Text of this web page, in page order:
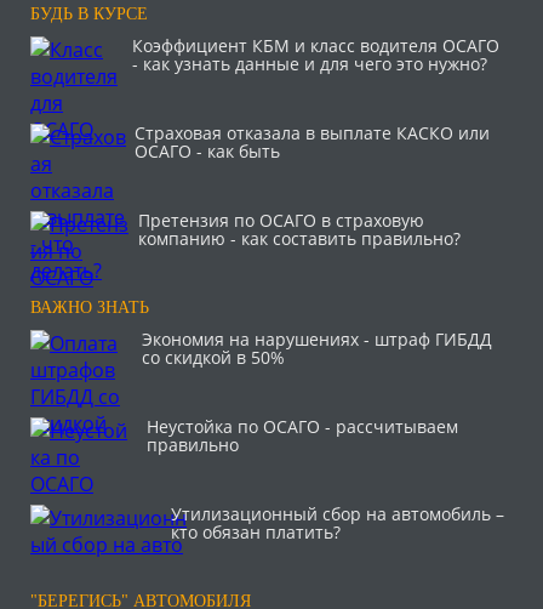
БУДЬ В КУРСЕ
Коэффициент КБМ и класс водителя ОСАГО
- как узнать данные и для чего это нужно?
Страховая отказала в выплате КАСКО или
ОСАГО - как быть
Претензия по ОСАГО в страховую
компанию - как составить правильно?
ВАЖНО ЗНАТЬ
Экономия на нарушениях - штраф ГИБДД
со скидкой в 50%
Неустойка по ОСАГО - рассчитываем
правильно
Утилизационный сбор на автомобиль –
кто обязан платить?
"БЕРЕГИСЬ" АВТОМОБИЛЯ